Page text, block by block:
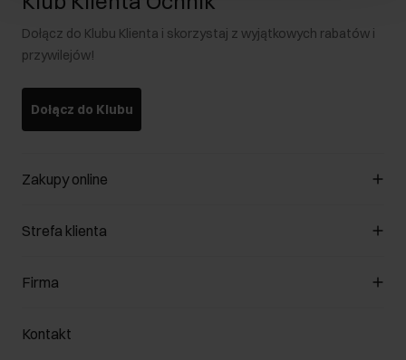
Dołącz do Klubu Klienta i skorzystaj z wyjątkowych rabatów i
przywilejów!
Dołącz do Klubu
Zakupy online
Zarządzaj cookies
Formy płatności
Jak dokonać zwrotu?
Strefa klienta
Klub Klienta
Zwróć produkty
Firma
O nas
Kontakt